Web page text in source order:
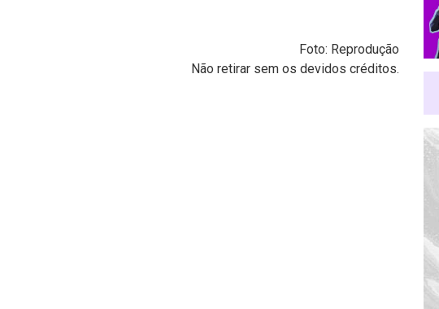
Foto: Reprodução
Não retirar sem os devidos créditos.